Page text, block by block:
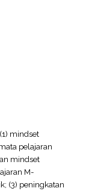
mindset
pelajaran
mindset
M-
(3) peningkatan